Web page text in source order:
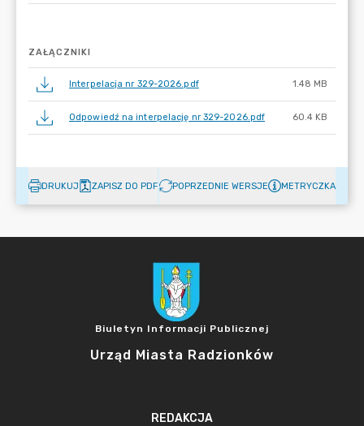
ZAŁĄCZNIKI
Interpelacja nr 329-2026.pdf 1.48 MB
Odpowiedź na interpelację nr 329-2026.pdf 60.4 KB
DRUKUJ ZAPISZ DO PDF POPRZEDNIE WERSJE METRYCZKA
Biuletyn Informacji Publicznej
Urząd Miasta Radzionków
REDAKCJA